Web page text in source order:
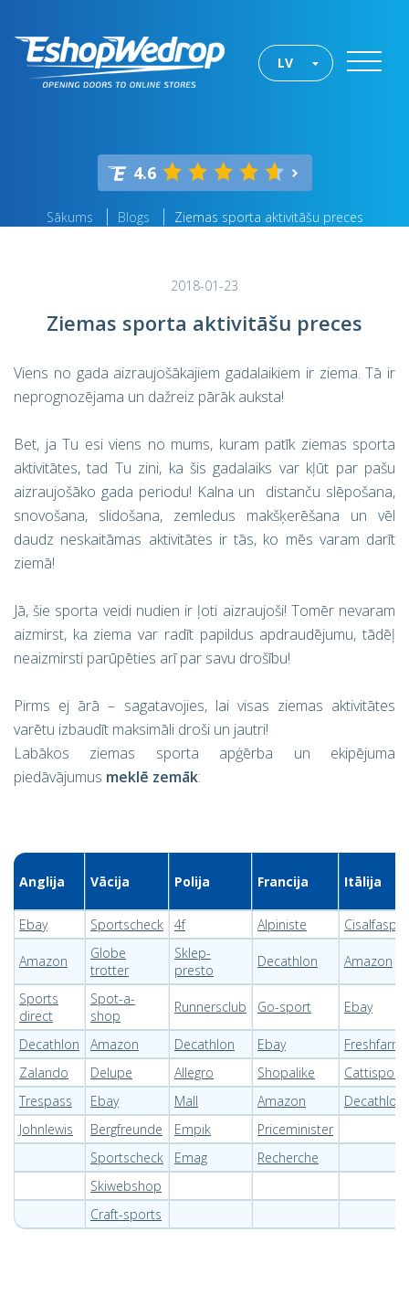
LV
4.6
Sākums Blogs Ziemas sporta aktivitāšu preces
2018-01-23
Ziemas sporta aktivitāšu preces
Viens no gada aizraujošākajiem gadalaikiem ir ziema. Tā ir
neprognozējama un dažreiz pārāk auksta!
Bet, ja Tu esi viens no mums, kuram patīk ziemas sporta
aktivitātes, tad Tu zini, ka šis gadalaiks var kļūt par pašu
aizraujošāko gada periodu! Kalna un distanču slēpošana,
snovošana, slidošana, zemledus makšķerēšana un vēl
daudz neskaitāmas aktivitātes ir tās, ko mēs varam darīt
ziemā!
Jā, šie sporta veidi nudien ir ļoti aizraujoši! Tomēr nevaram
aizmirst, ka ziema var radīt papildus apdraudējumu, tādēļ
neaizmirsti parūpēties arī par savu drošību!
Pirms ej ārā – sagatavojies, lai visas ziemas aktivitātes
varētu izbaudīt maksimāli droši un jautri!
Labākos ziemas sporta apģērba un ekipējuma
piedāvājumus meklē zemāk:
Anglija Vācija Polija Francija Itālija
Ebay Sportscheck 4f Alpiniste
Amazon
Globe
trotter
Sklep-
presto
Decathlon Amazon
Sports
direct
Spot-a-
shop
Runnersclub Go-sport Ebay
Decathlon Amazon Decathlon Ebay
Freshfarm
Zalando
Delupe Allegro Shopalike
Cattisport
Trespass
Ebay Mall Amazon
Decathlon
Johnlewis
Bergfreunde Empik
Priceminister
Sportscheck
Emag
Recherche
Skiwebshop
Craft-sports